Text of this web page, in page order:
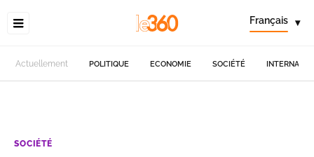
Français ▾
Actuellement POLITIQUE ECONOMIE SOCIÉTÉ
SOCIÉTÉ